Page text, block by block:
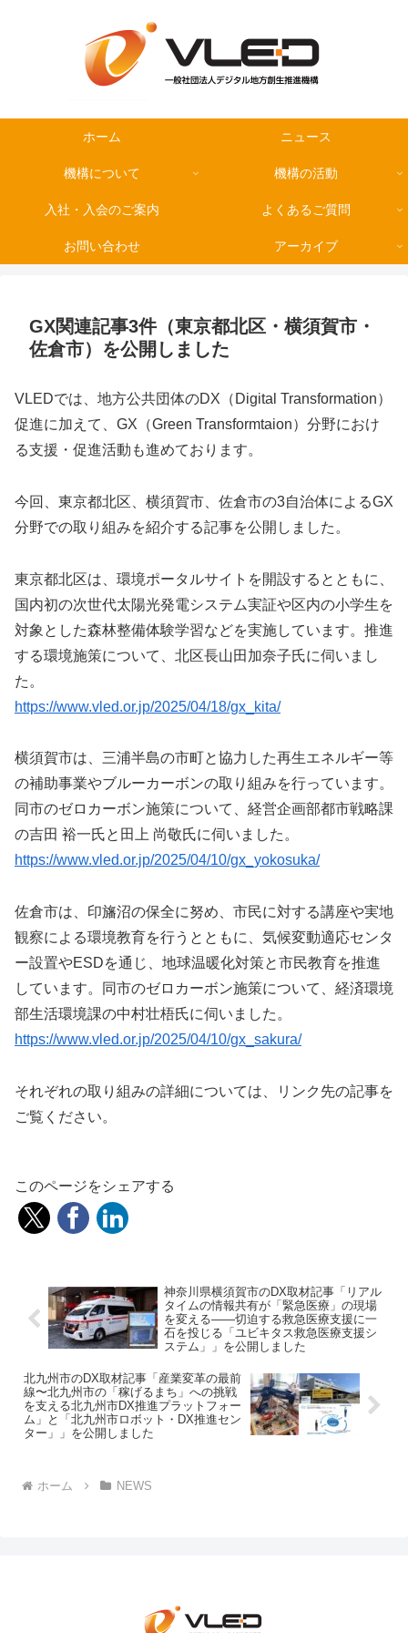
ホーム ニュース
機構について 機構の活動
入社・入会のご案内 よくあるご質問
お問い合わせ アーカイブ
GX関連記事3件（東京都北区・横須賀市・
佐倉市）を公開しました
VLEDでは、地方公共団体のDX（Digital Transformation）
促進に加えて、GX（Green Transformtaion）分野におけ
る支援・促進活動も進めております。
今回、東京都北区、横須賀市、佐倉市の3自治体によるGX
分野での取り組みを紹介する記事を公開しました。
東京都北区は、環境ポータルサイトを開設するとともに、
国内初の次世代太陽光発電システム実証や区内の小学生を
対象とした森林整備体験学習などを実施しています。推進
する環境施策について、北区長山田加奈子氏に伺いまし
た。
https://www.vled.or.jp/2025/04/18/gx_kita/
横須賀市は、三浦半島の市町と協力した再生エネルギー等
の補助事業やブルーカーボンの取り組みを行っています。
同市のゼロカーボン施策について、経営企画部都市戦略課
の吉田 裕一氏と田上 尚敬氏に伺いました。
https://www.vled.or.jp/2025/04/10/gx_yokosuka/
佐倉市は、印旛沼の保全に努め、市民に対する講座や実地
観察による環境教育を行うとともに、気候変動適応センタ
ー設置やESDを通じ、地球温暖化対策と市民教育を推進
しています。同市のゼロカーボン施策について、経済環境
部生活環境課の中村壮梧氏に伺いました。
https://www.vled.or.jp/2025/04/10/gx_sakura/
それぞれの取り組みの詳細については、リンク先の記事を
ご覧ください。
このページをシェアする
神奈川県横須賀市のDX取材記事「リアル
タイムの情報共有が「緊急医療」の現場
を変える——切迫する救急医療支援に一
石を投じる「ユビキタス救急医療支援シ
ステム」」を公開しました
北九州市のDX取材記事「産業変革の最前
線〜北九州市の「稼げるまち」への挑戦
を支える北九州市DX推進プラットフォー
ム」と「北九州市ロボット・DX推進セン
ター」」を公開しました
ホーム NEWS